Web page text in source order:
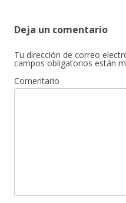
Deja un comentario
Tu dirección de correo
campos obligatorios están
Comentario